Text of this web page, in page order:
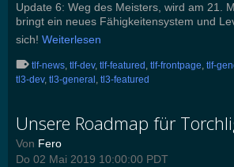
Update 6: Weg des Meisters, wird am 21.
bringt ein neues Fähigkeitensystem und
sich! Weiterlesen
tlf-news, tlf-dev, tlf-featured , tlf-frontpage, tlf-
tl3-dev, tl3-general , tl3-featured
Unsere Roadmap für
Von Fero
Do 02 Mai 2019 10:00:00 PDT